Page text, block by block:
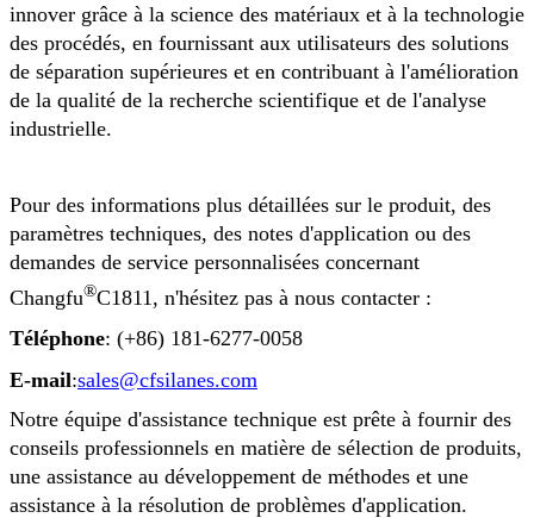
innover grâce à la science des matériaux et à la technologie
des procédés, en fournissant aux utilisateurs des solutions
de séparation supérieures et en contribuant à l'amélioration
de la qualité de la recherche scientifique et de l'analyse
industrielle.
Pour des informations plus détaillées sur le produit, des
paramètres techniques, des notes d'application ou des
demandes de service personnalisées concernant
Changfu®C1811, n'hésitez pas à nous contacter :
Téléphone: (+86) 181-6277-0058
E-mail:sales@cfsilanes.com
Notre équipe d'assistance technique est prête à fournir des
conseils professionnels en matière de sélection de produits,
une assistance au développement de méthodes et une
assistance à la résolution de problèmes d'application.